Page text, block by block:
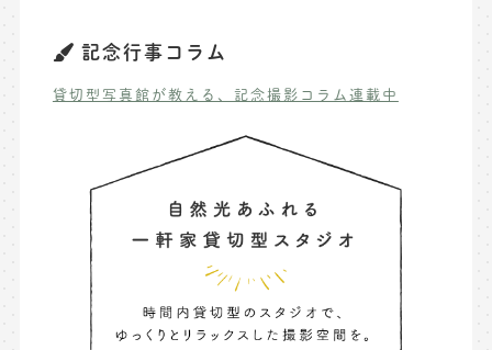
記念行事コラム
貸切型写真館が教える、記念撮影コラム連載中